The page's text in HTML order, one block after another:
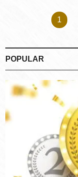
1
POPULAR